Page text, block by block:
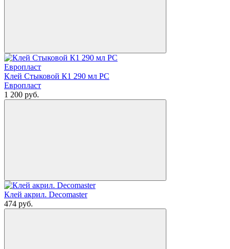
Клей Стыковой К1 290 мл РС
Европласт
1 200 руб.
Клей акрил. Decomaster
474 руб.